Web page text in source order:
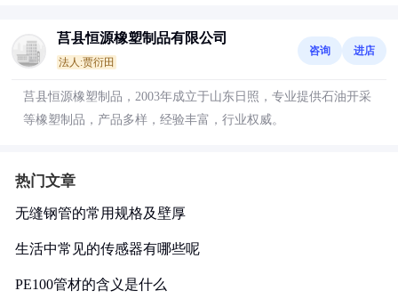
莒县恒源橡塑制品有限公司
法人:贾衍田
咨询 进店
莒县恒源橡塑制品，2003年成立于山东日照，专业提供石油开采
等橡塑制品，产品多样，经验丰富，行业权威。
热门文章
无缝钢管的常用规格及壁厚
生活中常见的传感器有哪些呢
PE100管材的含义是什么